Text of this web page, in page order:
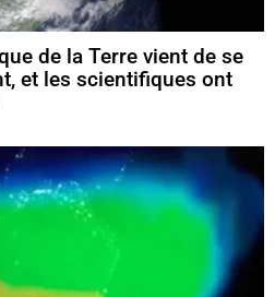
de la Terre vient de se
et les scientifiques ont